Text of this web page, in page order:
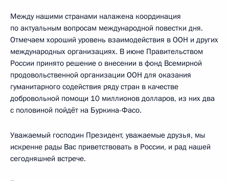
Между нашими странами налажена координация
по актуальным вопросам международной повестки дня.
Отмечаем хороший уровень взаимодействия в ООН и других
международных организациях. В июне Правительством
России принято решение о внесении в фонд Всемирной
продовольственной организации ООН для оказания
гуманитарного содействия ряду стран в качестве
добровольной помощи 10 миллионов долларов, из них два
с половиной пойдёт на Буркина-Фасо.
Уважаемый господин Президент, уважаемые друзья, мы
искренне рады Вас приветствовать в России, и рад нашей
сегодняшней встрече.